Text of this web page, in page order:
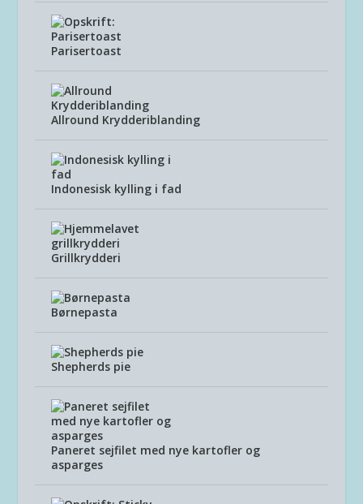
Parisertoast
Allround Krydderiblanding
Indonesisk kylling i fad
Grillkrydderi
Børnepasta
Shepherds pie
Paneret sejfilet med nye kartofler og
asparges